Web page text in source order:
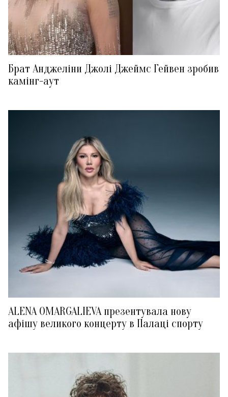
Брат Анджеліни Джолі Джеймс Гейвен зробив
камінг-аут
ALENA OMARGALIEVA презентувала нову
афішу великого концерту в Палаці спорту